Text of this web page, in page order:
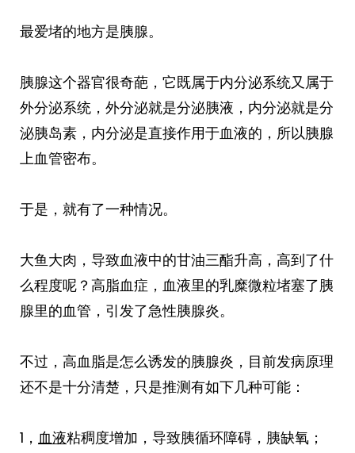
最爱堵的地方是胰腺。
胰腺这个器官很奇葩，它既属于内分泌系统又属于
外分泌系统，外分泌就是分泌胰液，内分泌就是分
泌胰岛素，内分泌是直接作用于血液的，所以胰腺
上血管密布。
于是，就有了一种情况。
大鱼大肉，导致血液中的甘油三酯升高，高到了什
么程度呢？高脂血症，血液里的乳糜微粒堵塞了胰
腺里的血管，引发了急性胰腺炎。
不过，高血脂是怎么诱发的胰腺炎，目前发病原理
还不是十分清楚，只是推测有如下几种可能：
1， 血液粘稠度增加，导致胰循环障碍，胰缺氧；